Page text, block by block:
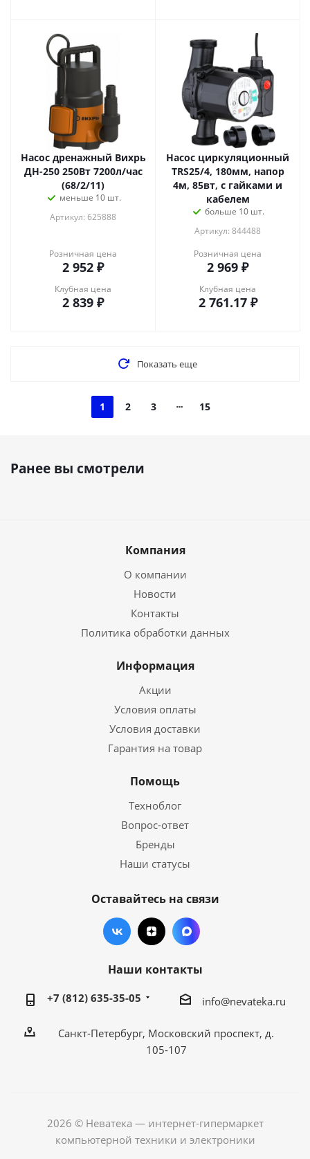
Насос дренажный Вихрь
ДН-250 250Вт 7200л/час
(68/2/11)
меньше 10 шт.
Артикул: 625888
Розничная цена
2 952 ₽
Клубная цена
2 839 ₽
Насос циркуляционный
TRS25/4, 180мм, напор
4м, 85вт, с гайками и
кабелем
больше 10 шт.
Артикул: 844488
Розничная цена
2 969 ₽
Клубная цена
2 761.17₽
Показать еще
1 2 3 15
Ранее вы смотрели
Компания
О компании
Новости
Контакты
Политика обработки данных
Информация
Акции
Условия оплаты
Условия доставки
Гарантия на товар
Помощь
Техноблог
Вопрос-ответ
Бренды
Наши статусы
Оставайтесь на связи
Наши контакты
+7 (812) 635-35-05 info@nevateka.ru
Санкт-Петербург, Московский проспект, д.
105-107
2026 © Неватека — интернет-гипермаркет
компьютерной техники и электроники